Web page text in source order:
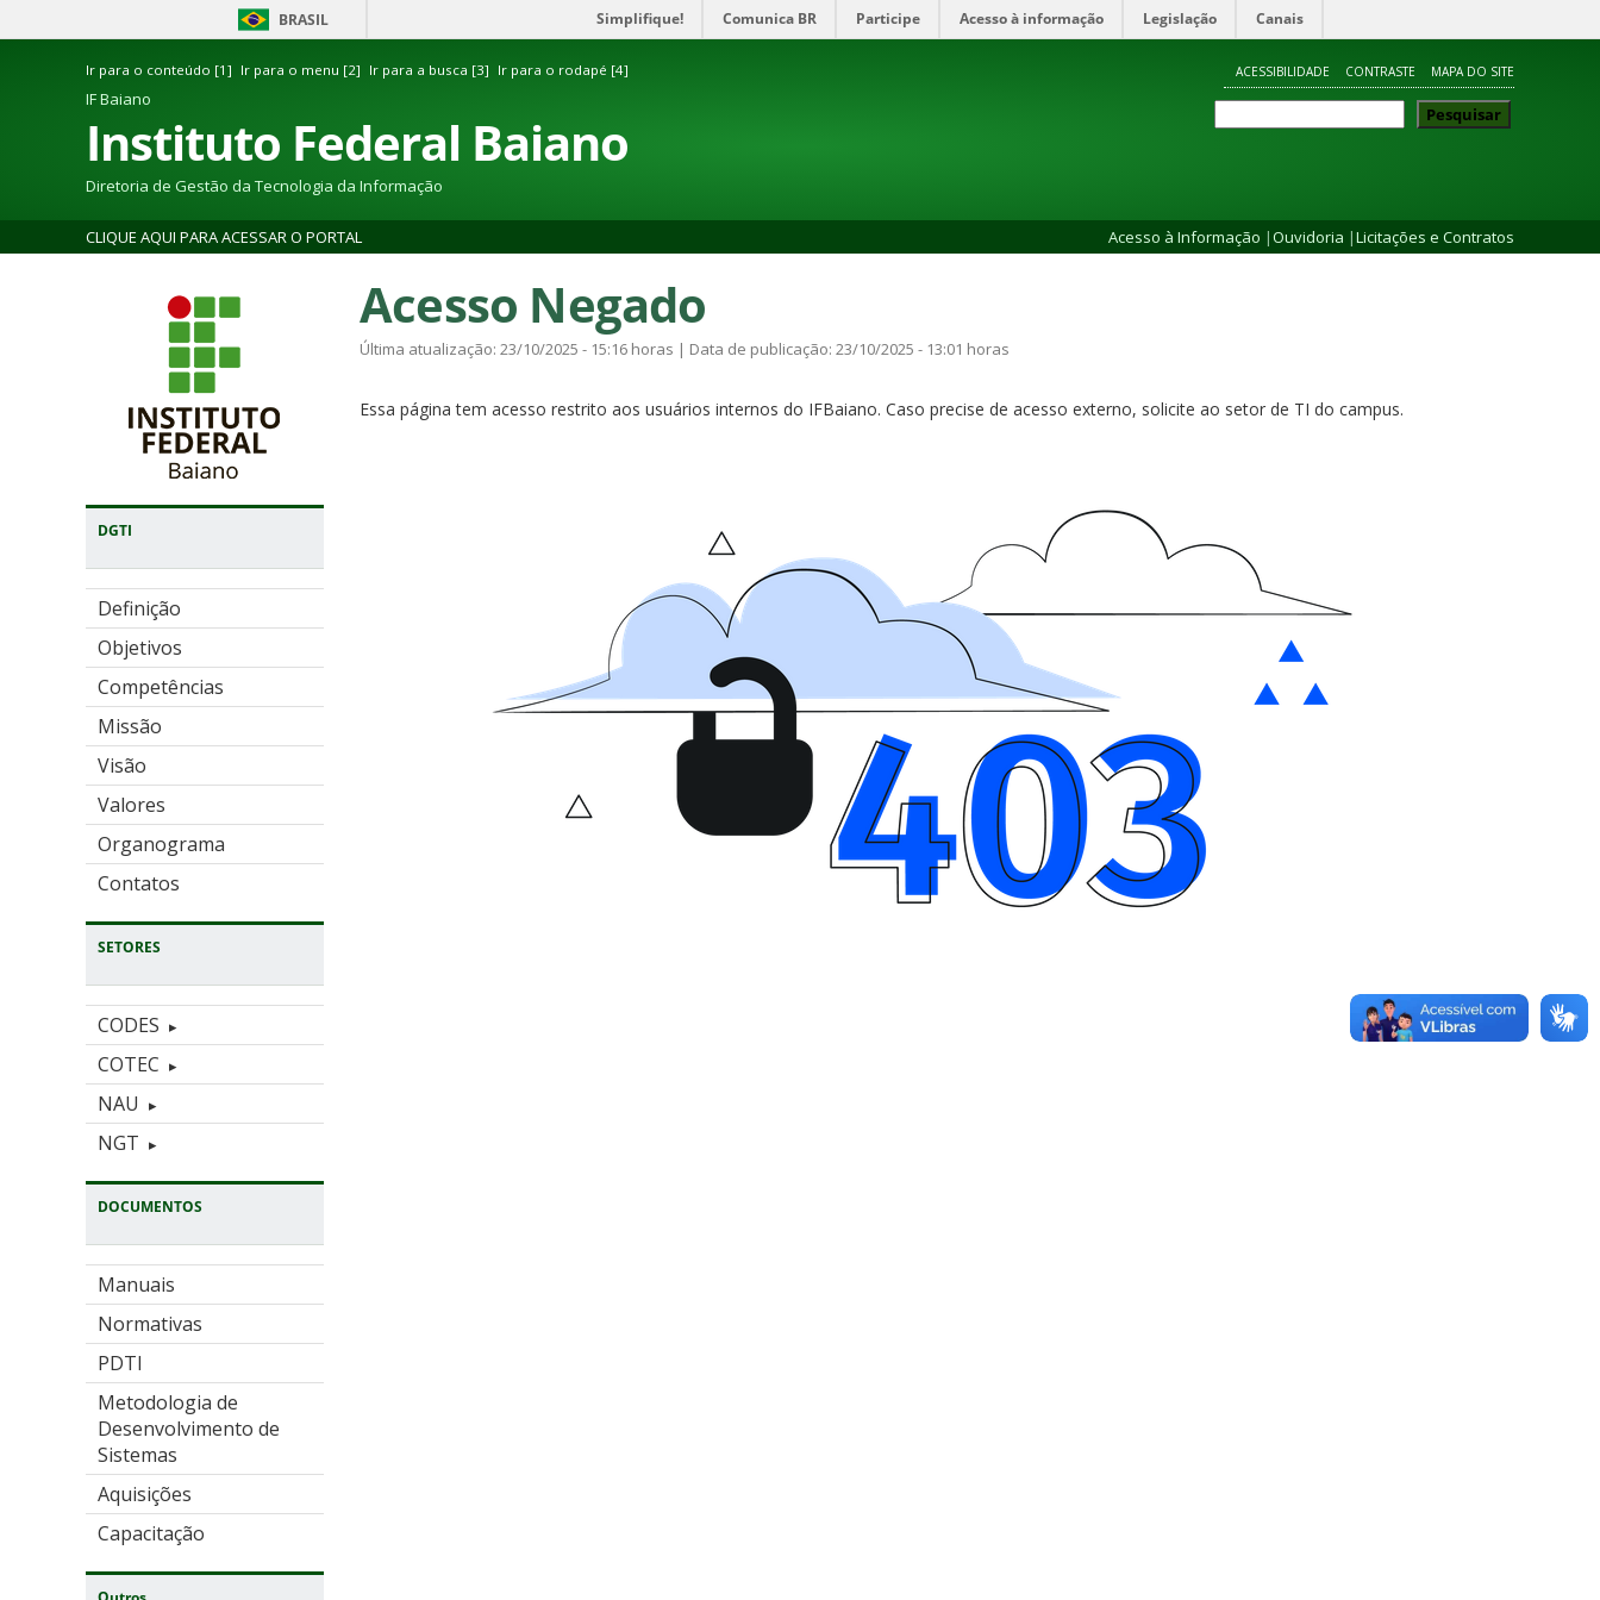
BRASIL Simplifique! Comunica BR Participe Acesso à informação Legislação Canais
Ir para o conteúdo [1] Ir para o menu [2] Ir para a busca [3] Ir para o rodapé [4] ACESSIBILIDADE CONTRASTE MAPA DO SITE
IF Baiano
Instituto Federal Baiano
Diretoria de Gestão da Tecnologia da Informação
Pesquisar
CLIQUE AQUI PARA ACESSAR O PORTAL Acesso à Informação |Ouvidoria |Licitações e Contratos
DGTI
Definição
Objetivos
Competências
Missão
Visão
Valores
Organograma
Contatos
SETORES
CODES
COTEC
NAU
NGT
DOCUMENTOS
Manuais
Normativas
PDTI
Metodologia de
Desenvolvimento de
Sistemas
Aquisições
Capacitação
Acesso Negado
Última atualização: 23/10/2025 - 15:16 horas | Data de publicação: 23/10/2025 - 13:01 horas
Essa página tem acesso restrito aos usuários internos do IFBaiano. Caso precise de acesso externo, solicite ao setor de TI do campus.